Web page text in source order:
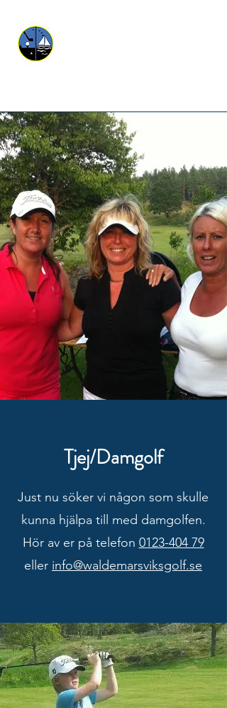
Tjej/Damgolf
Just nu söker vi någon som skulle
kunna hjälpa till med damgolfen.
Hör av er på telefon 0123-404 79
eller info@waldemarsviksgolf.se